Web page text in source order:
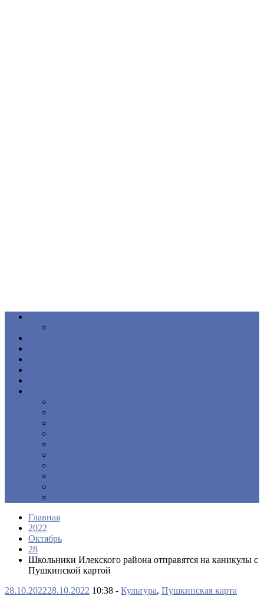
Главная
2022
Октябрь
28
Школьники Илекского района отправятся на каникулы с
Пушкинской картой
28.10.202228.10.2022 10:38 - Культура, Пушкинская карта